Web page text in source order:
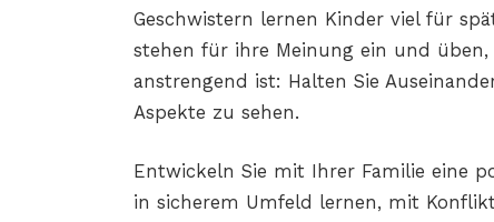
Geschwistern lernen Kinder viel für
stehen für ihre Meinung ein und
anstrengend ist: Halten Sie
Aspekte zu sehen.
Entwickeln Sie mit Ihrer Familie eine
in sicherem Umfeld lernen, mit